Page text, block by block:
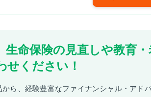
生命保険の見直しや教育
せください！
ら、経験豊富なファイナンシャル・アド